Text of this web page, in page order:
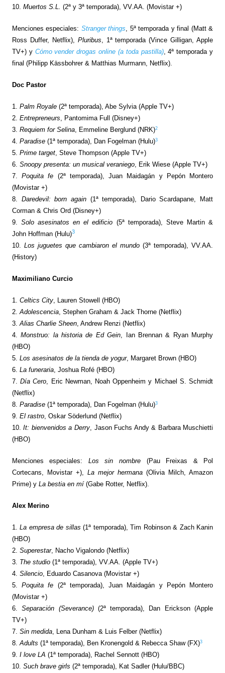
10. Muertos S.L. (2ª y 3ª temporada), VV.AA. (Movistar +)
Menciones especiales: Stranger things, 5ª temporada y final (Matt &
Ross Duffer, Netflix), Pluribus, 1ª temporada (Vince Gilligan, Apple
TV+) y Cómo vender drogas online (a toda pastilla), 4ª temporada y
final (Philipp Kässbohrer & Matthias Murmann, Netflix).
Doc Pastor
1. Palm Royale (2ª temporada), Abe Sylvia (Apple TV+)
2. Entrepreneurs, Pantomima Full (Disney+)
3. Requiem for Selina, Emmeline Berglund (NRK)2
4. Paradise (1ª temporada), Dan Fogelman (Hulu)3
5. Prime target, Steve Thompson (Apple TV+)
6. Snoopy presenta: un musical veraniego, Erik Wiese (Apple TV+)
7.Poquita fe (2ª temporada), Juan Maidagán y Pepón Montero
(Movistar +)
8. Daredevil: born again(1ª temporada), Dario Scardapane, Matt
Corman & Chris Ord (Disney+)
9.Solo asesinatos en el edificio (5ª temporada), Steve Martin &
John Hoffman (Hulu)3
10. Los juguetes que cambiaron el mundo (3ª temporada), VV.AA.
(History)
Maximiliano Curcio
1. Celtics City, Lauren Stowell (HBO)
2.Adolescencia, Stephen Graham & Jack Thorne (Netflix)
3.Alias Charlie Sheen, Andrew Renzi (Netflix)
4.Monstruo: la historia de Ed Gein, Ian Brennan & Ryan Murphy
(HBO)
5. Los asesinatos de la tienda de yogur, Margaret Brown (HBO)
6. La funeraria, Joshua Rofé (HBO)
7.Día Cero, Eric Newman, Noah Oppenheim y Michael S. Schmidt
(Netflix)
8. Paradise (1ª temporada), Dan Fogelman (Hulu)3
9. El rastro, Oskar Söderlund (Netflix)
10.It: bienvenidos a Derry, Jason Fuchs Andy & Barbara Muschietti
(HBO)
Menciones especiales: Los sin nombre (Pau Freixas & Pol
Cortecans, Movistar +), La mejor hermana (Olivia Milch, Amazon
Prime) y La bestia en mí(Gabe Rotter, Netflix).
Alex Merino
1.La empresa de sillas(1ª temporada), Tim Robinson & Zach Kanin
(HBO)
2. Superestar, Nacho Vigalondo (Netflix)
3. The studio (1ª temporada), VV.AA. (Apple TV+)
4. Silencio, Eduardo Casanova (Movistar +)
5.Poquita fe (2ª temporada), Juan Maidagán y Pepón Montero
(Movistar +)
6.Separación (Severance)(2ª temporada), Dan Erickson (Apple
TV+)
7. Sin medida, Lena Dunham & Luis Felber (Netflix)
8.Adults (1ª temporada), Ben Kronengold & Rebecca Shaw (FX)3
9. I love LA (1ª temporada), Rachel Sennott (HBO)
10. Such brave girls (2ª temporada), Kat Sadler (Hulu/BBC)